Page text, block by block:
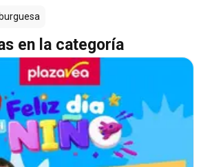
en la categoría